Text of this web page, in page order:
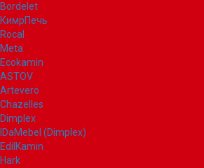
Bordelet
КимрПечь
Rocal
Meta
Ecokamin
ASTOV
Artevero
Chazelles
Dimplex
IDaMebel (Dimplex)
EdilKamin
Hark